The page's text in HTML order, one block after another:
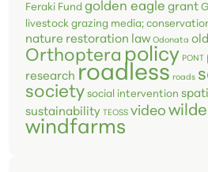
Feraki Fund golden eagle grant
livestock grazing media;
nature restoration law Odonata
Orthoptera policy PONT
research roadless roads
society social intervention
sustainability TEOSS video
windfarms